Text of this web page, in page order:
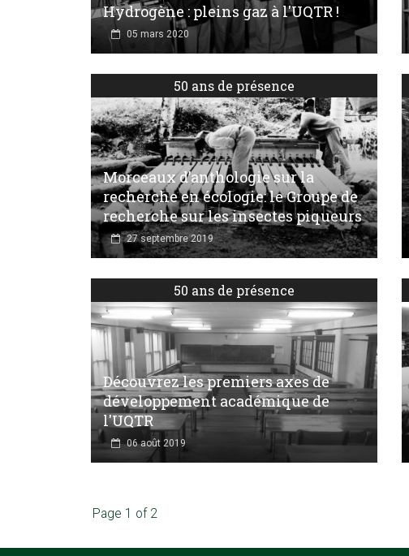
Hydrogène : pleins gaz à l'UQTR !
05 mars 2020
50 ans de présence
Morceaux d’anthologie sur la
recherche en écologie: le Groupe de
recherche sur les insectes piqueurs
27 septembre 2019
50 ans de présence
Découvrez les premiers axes de
développement académique de
l'UQTR
06 août 2019
Page 1 of 2